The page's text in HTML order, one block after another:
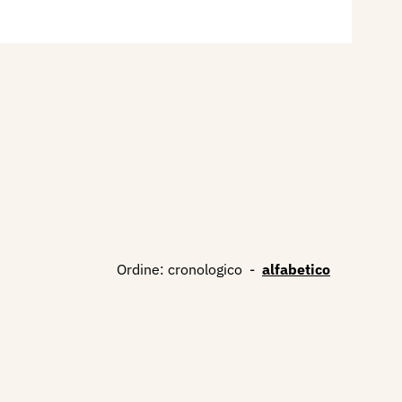
Ordine: cronologico - alfabetico